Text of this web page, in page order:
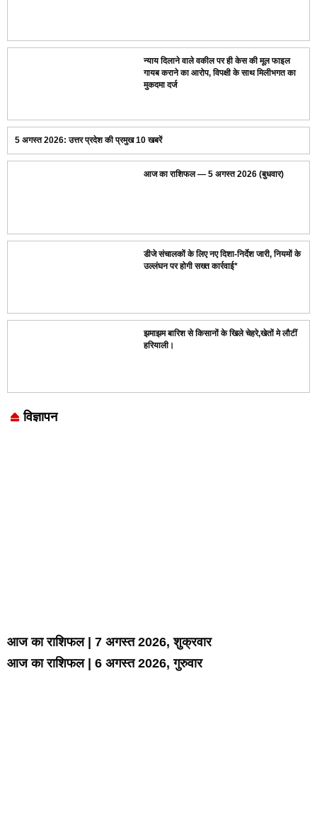
न्याय दिलाने वाले वकील पर ही केस की मूल फाइल
गायब कराने का आरोप, विपक्षी के साथ मिलीभगत का
मुकदमा दर्ज
5 अगस्त 2026: उत्तर प्रदेश की प्रमुख 10 खबरें
आज का राशिफल — 5 अगस्त 2026 (बुधवार)
डीजे संचालकों के लिए नए दिशा-निर्देश जारी, नियमों के
उल्लंघन पर होगी सख्त कार्रवाई*
झमाझम बारिश से किसानों के खिले चेहरे,खेतों मे लौटीं
हरियाली।
विज्ञापन
आज का राशिफल | 7 अगस्त 2026, शुक्रवार
आज का राशिफल | 6 अगस्त 2026, गुरुवार